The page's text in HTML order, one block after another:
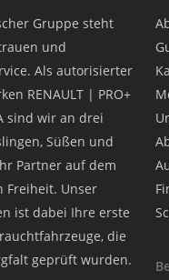
Gruppe steht
und
Als autorisierter
RENAULT | PRO+
sind wir an drei
Süßen und
Partner auf dem
Freiheit. Unser
ist dabei Ihre erste
die
geprüft wurden.